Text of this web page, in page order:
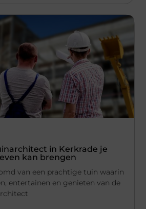
in Kerkrade je
kan brengen
van een prachtige tuin waarin
entertainen en genieten van de